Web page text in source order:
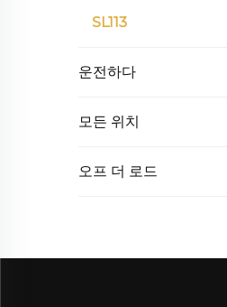
SL113
운전하다
모든 위치
오프 더 로드